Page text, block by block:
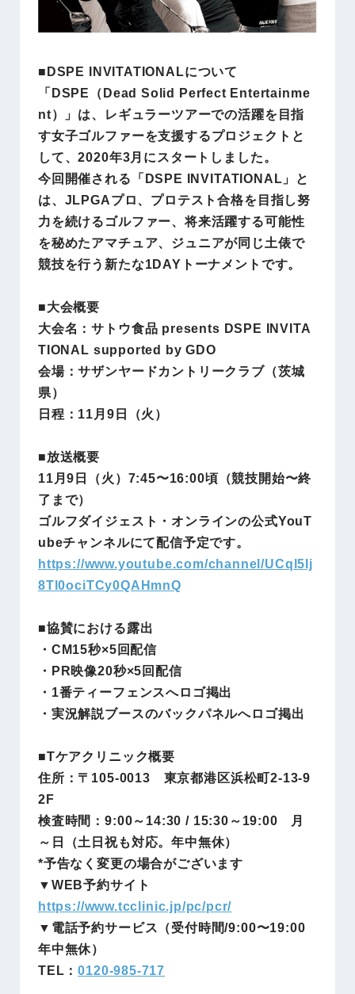
■DSPE INVITATIONALについて
「DSPE（Dead Solid Perfect Entertainme
nt）」は、レギュラーツアーでの活躍を目指
す女子ゴルファーを支援するプロジェクトと
して、2020年3月にスタートしました。
今回開催される「DSPE INVITATIONAL」と
は、JLPGAプロ、プロテスト合格を目指し努
力を続けるゴルファー、将来活躍する可能性
を秘めたアマチュア、ジュニアが同じ土俵で
競技を行う新たな1DAYトーナメントです。
■大会概要
大会名：サトウ食品 presents DSPE INVITA
TIONAL supported by GDO
会場：サザンヤードカントリークラブ（茨城
県）
日程：11月9日（火）
■放送概要
11月9日（火）7:45〜16:00頃（競技開始〜終
了まで）
ゴルフダイジェスト・オンラインの公式YouT
ubeチャンネルにて配信予定です。
https://www.youtube.com/channel/UCql5Ij
8Tl0ociTCy0QAHmnQ
■協賛における露出
・CM15秒×5回配信
・PR映像20秒×5回配信
・1番ティーフェンスへロゴ掲出
・実況解説ブースのバックパネルへロゴ掲出
■Tケアクリニック概要
住所：〒105-0013 東京都港区浜松町2-13-9
2F
検査時間：9:00～14:30 / 15:30～19:00 月
～日（土日祝も対応。年中無休）
*予告なく変更の場合がございます
▼WEB予約サイト
https://www.tcclinic.jp/pc/pcr/
▼電話予約サービス（受付時間/9:00〜19:00
年中無休）
TEL：0120-985-717